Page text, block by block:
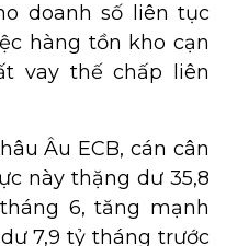
doanh số liên tục
hàng tồn kho cạn
vay thế chấp liên
Âu ECB, cán cân
này thặng dư 35,8
6, tăng mạnh
7,9 tỷ tháng trước